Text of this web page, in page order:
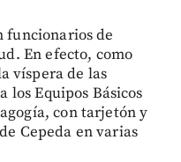
funcionarios de
En efecto, como
víspera de las
los Equipos Básicos
con tarjetón y
Cepeda en varias